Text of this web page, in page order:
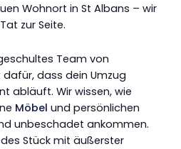
Wohnort in St Albans – wir
zur Seite.
Team von
dass dein Umzug
abläuft. Wir wissen, wie
Möbel und persönlichen
unbeschadet ankommen.
Stück mit äußerster